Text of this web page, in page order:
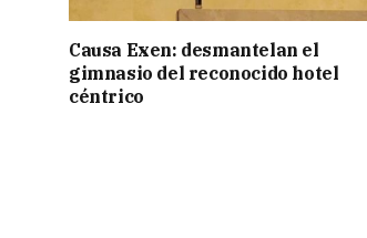
Causa Exen: desmantelan el
gimnasio del reconocido hotel
céntrico